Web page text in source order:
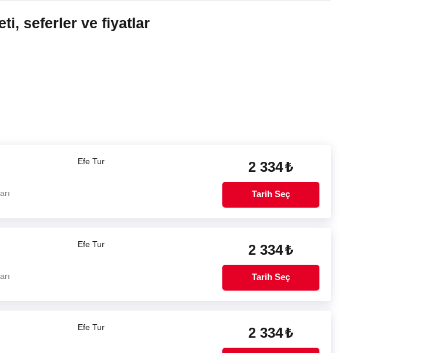
seferler ve fiyatlar
Efe Tur 2 334₺
Tarih Seç
Efe Tur 2 334₺
Tarih Seç
Efe Tur 2 334₺